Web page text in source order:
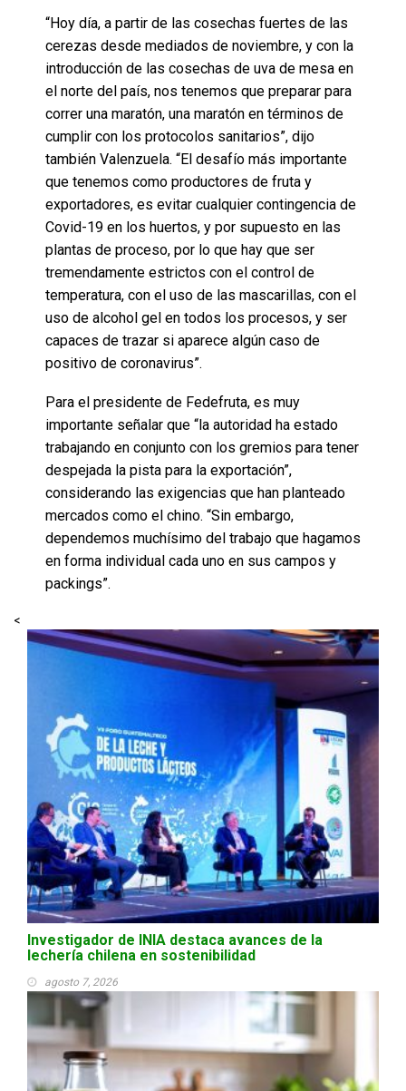
“Hoy día, a partir de las cosechas fuertes de las
cerezas desde mediados de noviembre, y con la
introducción de las cosechas de uva de mesa en
el norte del país, nos tenemos que preparar para
correr una maratón, una maratón en términos de
cumplir con los protocolos sanitarios”, dijo
también Valenzuela. “El desafío más importante
que tenemos como productores de fruta y
exportadores, es evitar cualquier contingencia de
Covid-19 en los huertos, y por supuesto en las
plantas de proceso, por lo que hay que ser
tremendamente estrictos con el control de
temperatura, con el uso de las mascarillas, con el
uso de alcohol gel en todos los procesos, y ser
capaces de trazar si aparece algún caso de
positivo de coronavirus”.
Para el presidente de Fedefruta, es muy
importante señalar que “la autoridad ha estado
trabajando en conjunto con los gremios para tener
despejada la pista para la exportación”,
considerando las exigencias que han planteado
mercados como el chino. “Sin embargo,
dependemos muchísimo del trabajo que hagamos
en forma individual cada uno en sus campos y
packings”.
<
Investigador de INIA destaca avances de la
lechería chilena en sostenibilidad
agosto 7, 2026